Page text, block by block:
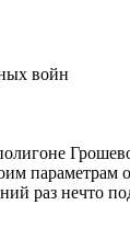
войн
параметрам
раз нечто